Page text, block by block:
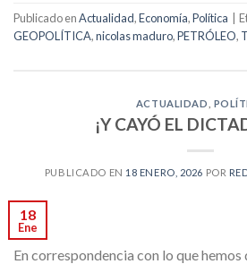
Publicado enActualidad,Economía,Política
GEOPOLÍTICA,nicolas maduro,PETRÓLEO,
ACTUALIDAD
¡Y CAYÓ EL
PUBLICADO EN 18 ENERO, 2026 POR
18
Ene
En correspondencia con lo que hemos